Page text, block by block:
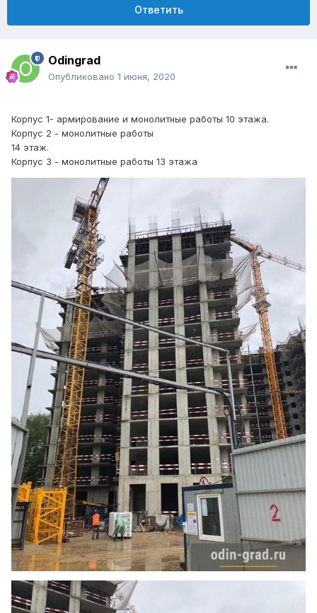
Ответить
Odingrad
Опубликовано 1 июня, 2020
Корпус 1- армирование и монолитные работы 10 этажа.
Корпус 2 - монолитные работы
14 этаж.
Корпус 3 - монолитные работы 13 этажа